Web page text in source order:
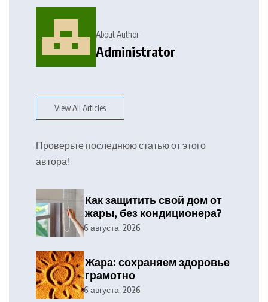
About Author
Administrator
View All Articles
Проверьте последнюю статью от этого
автора!
Как защитить свой дом от
жары, без кондиционера?
6 августа, 2026
Жара: сохраняем здоровье
грамотно
6 августа, 2026